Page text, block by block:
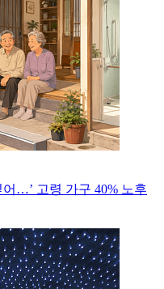
…’ 고령 가구 40% 노후